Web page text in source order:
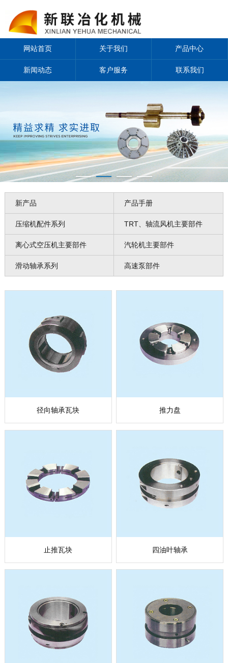
网站首页 关于我们 产品中心
新闻动态 客户服务 联系我们
新产品 产品手册
压缩机配件系列 TRT、轴流风机主要部件
离心式空压机主要部件 汽轮机主要部件
滑动轴承系列 高速泵部件
径向轴承瓦块 推力盘
止推瓦块 四油叶轴承